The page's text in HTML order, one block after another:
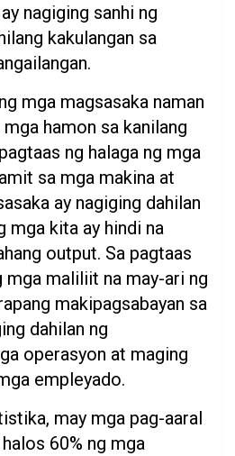
nagiging sanhi ng
kakulangan sa
mga magsasaka naman
hamon sa kanilang
ng halaga ng mga
sa mga makina at
ay nagiging dahilan
mga kita ay hindi na
output. Sa pagtaas
mga maliliit na may-ari ng
makipagsabayan sa
dahilan ng
operasyon at maging
empleyado.
may mga pag-aaral
60% ng mga